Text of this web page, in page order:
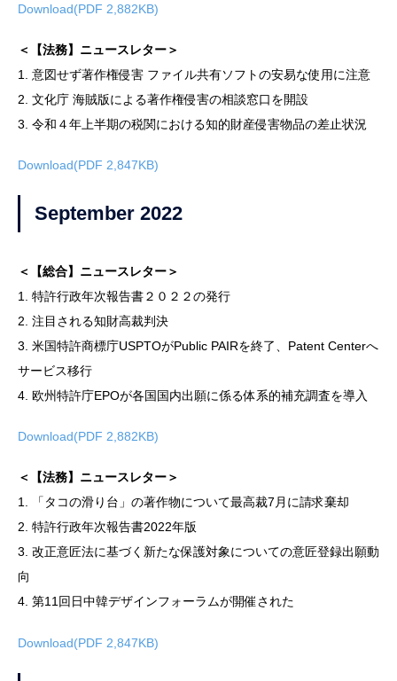
Download(PDF 2,882KB)
＜【法務】ニュースレター＞
1. 意図せず著作権侵害 ファイル共有ソフトの安易な使用に注意
2. 文化庁 海賊版による著作権侵害の相談窓口を開設
3. 令和４年上半期の税関における知的財産侵害物品の差止状況
Download(PDF 2,847KB)
September 2022
＜【総合】ニュースレター＞
1. 特許行政年次報告書２０２２の発行
2. 注目される知財高裁判決
3. 米国特許商標庁USPTOがPublic PAIRを終了、Patent Centerへ
サービス移行
4. 欧州特許庁EPOが各国国内出願に係る体系的補充調査を導入
Download(PDF 2,882KB)
＜【法務】ニュースレター＞
1. 「タコの滑り台」の著作物について最高裁7月に請求棄却
2. 特許行政年次報告書2022年版
3. 改正意匠法に基づく新たな保護対象についての意匠登録出願動
向
4. 第11回日中韓デザインフォーラムが開催された
Download(PDF 2,847KB)